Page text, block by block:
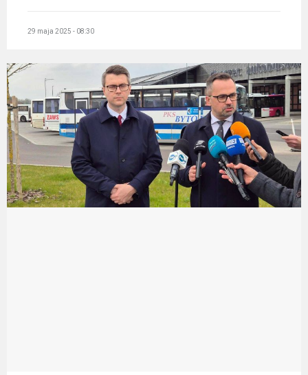
29 maja 2025 - 08:30